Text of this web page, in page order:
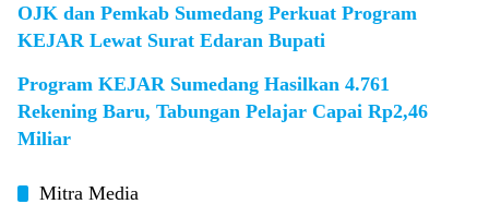
OJK dan Pemkab Sumedang Perkuat Program
KEJAR Lewat Surat Edaran Bupati
Program KEJAR Sumedang Hasilkan 4.761
Rekening Baru, Tabungan Pelajar Capai Rp2,46
Miliar
Mitra Media